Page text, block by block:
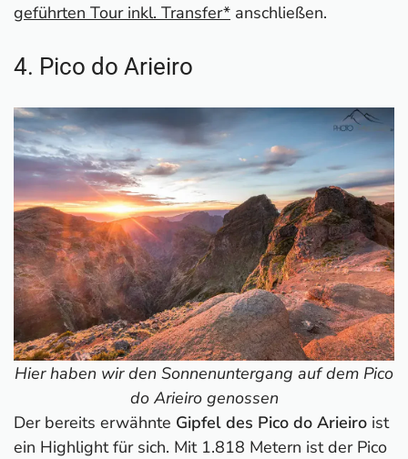
geführten Tour inkl. Transfer* anschließen.
4. Pico do Arieiro
Hier haben wir den Sonnenuntergang auf dem Pico
do Arieiro genossen
Der bereits erwähnte Gipfel des Pico do Arieiro ist
ein Highlight für sich. Mit 1.818 Metern ist der Pico